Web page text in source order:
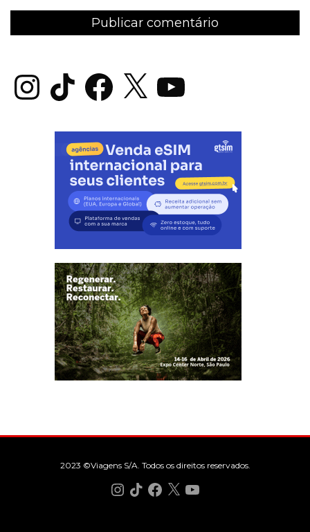
InstagramTikTok Facebook
X YouTube
2023 ©Viagens S/A. Todos os direitos reservados.
Instagram
TikTokFacebook
X YouTube